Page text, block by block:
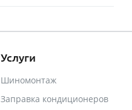
Услуги
Шиномонтаж
Заправка кондиционеров